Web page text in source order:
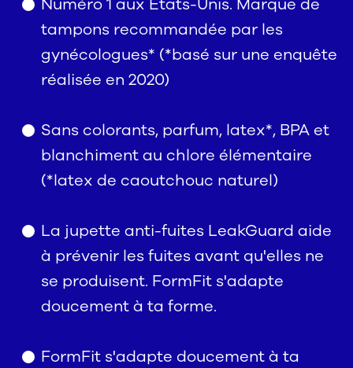
tampons recommandée par les
gynécologues* (*basé sur une enquête
réalisée en 2020)
Sans colorants, parfum, latex*, BPA et
blanchiment au chlore élémentaire
(*latex de caoutchouc naturel)
La jupette anti-fuites LeakGuard aide
à prévenir les fuites avant qu'elles ne
se produisent. FormFit s'adapte
doucement à ta forme.
FormFit s'adapte doucement à ta